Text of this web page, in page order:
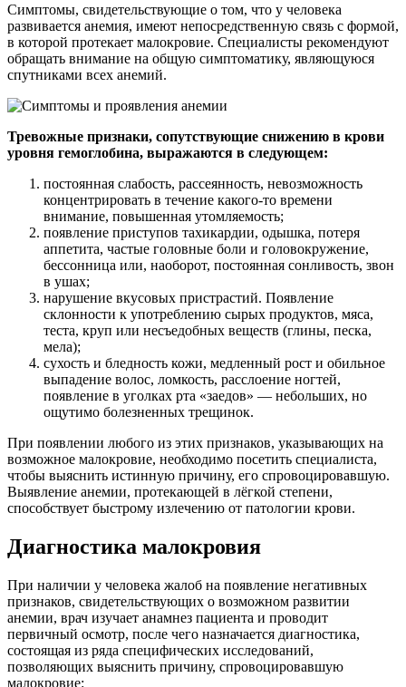
Симптомы, свидетельствующие о том, что у человека
развивается анемия, имеют непосредственную связь с формой,
в которой протекает малокровие. Специалисты рекомендуют
обращать внимание на общую симптоматику, являющуюся
спутниками всех анемий.
Тревожные признаки, сопутствующие снижению в крови
уровня гемоглобина, выражаются в следующем:
постоянная слабость, рассеянность, невозможность
концентрировать в течение какого-то времени
внимание, повышенная утомляемость;
появление приступов тахикардии, одышка, потеря
аппетита, частые головные боли и головокружение,
бессонница или, наоборот, постоянная сонливость, звон
в ушах;
нарушение вкусовых пристрастий. Появление
склонности к употреблению сырых продуктов, мяса,
теста, круп или несъедобных веществ (глины, песка,
мела);
сухость и бледность кожи, медленный рост и обильное
выпадение волос, ломкость, расслоение ногтей,
появление в уголках рта «заедов» — небольших, но
ощутимо болезненных трещинок.
При появлении любого из этих признаков, указывающих на
возможное малокровие, необходимо посетить специалиста,
чтобы выяснить истинную причину, его спровоцировавшую.
Выявление анемии, протекающей в лёгкой степени,
способствует быстрому излечению от патологии крови.
Диагностика малокровия
При наличии у человека жалоб на появление негативных
признаков, свидетельствующих о возможном развитии
анемии, врач изучает анамнез пациента и проводит
первичный осмотр, после чего назначается диагностика,
состоящая из ряда специфических исследований,
позволяющих выяснить причину, спровоцировавшую
малокровие: